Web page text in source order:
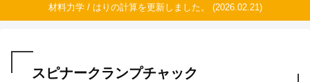
材料力学 / はりの計算を更新しました。 (2026.02.21)
スピナークランプチャック